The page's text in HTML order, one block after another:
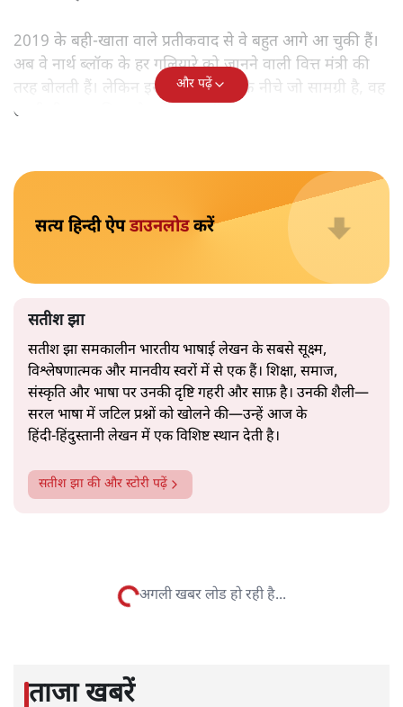
बजट पेश करने उठीं तो वे आसानी से रिकॉर्ड बुक में दर्ज हो गईं।
लेकिन उसके बाद जो आया, उसने साफ़ दिखा दिया कि बिना
नएपन के सिर्फ़ सहनशक्ति कितनी दूर तक ले जा सकती है।
कंठस्थ कर चुका हो। नारे वही पुराने—“विकसित भारत”, “ऑरेंज
इकोनॉमी”, “उत्पादकता”, “लचीलापन”—सब कुछ एक अनुभवी
नेता की सहजता से पिरोया गया।
2019 के बही‑खाता वाले प्रतीकवाद से वे बहुत आगे आ चुकी हैं।
अब वे नार्थ ब्लॉक के हर गलियारे को जानने वाली वित्त मंत्री की
तरह बोलती हैं। लेकिन इस आत्मविश्वास के नीचे जो सामग्री है, वह
उतनी ही अनुमानित और दोहराव भरी।
सत्य हिन्दी ऐपडाउनलोडकरें
विश्लेषणात्मक और मानवीय स्वरों में से एक हैं। शिक्षा, समाज,